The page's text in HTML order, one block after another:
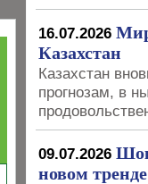
16.07.2026
Казахстан
Казахстан
прогнозам, в
09.07.2026
новом